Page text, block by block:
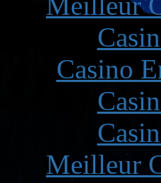
Casino
Meilleur